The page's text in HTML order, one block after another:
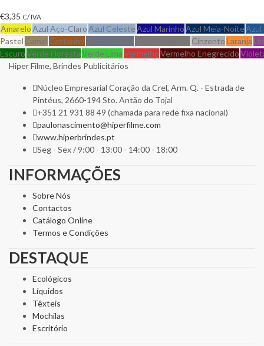
€3,35 C/ IVA
AmareloAzul Aço-ClaroAzul CelesteAzul MarinhoAzul Meia-NoiteAzul
Pastel Camel Castanho CinzentoLaranja
EscuroVerde FlorestaVerde LimaVermelhoVermelho Enegrecido
Hiper Filme, Brindes Publicitários
Núcleo Empresarial Coração da Crel, Arm. Q. - Estrada de
Pintéus, 2660-194 Sto. Antão do Tojal
+351 21 931 88 49 (chamada para rede fixa nacional)
paulonascimento@hiperfilme.com
www.hiperbrindes.pt
Seg - Sex / 9:00 - 13:00 - 14:00 - 18:00
INFORMAÇÕES
Sobre Nós
Contactos
Catálogo Online
Termos e Condições
DESTAQUE
Ecológicos
Líquidos
Têxteis
Mochilas
Escritório